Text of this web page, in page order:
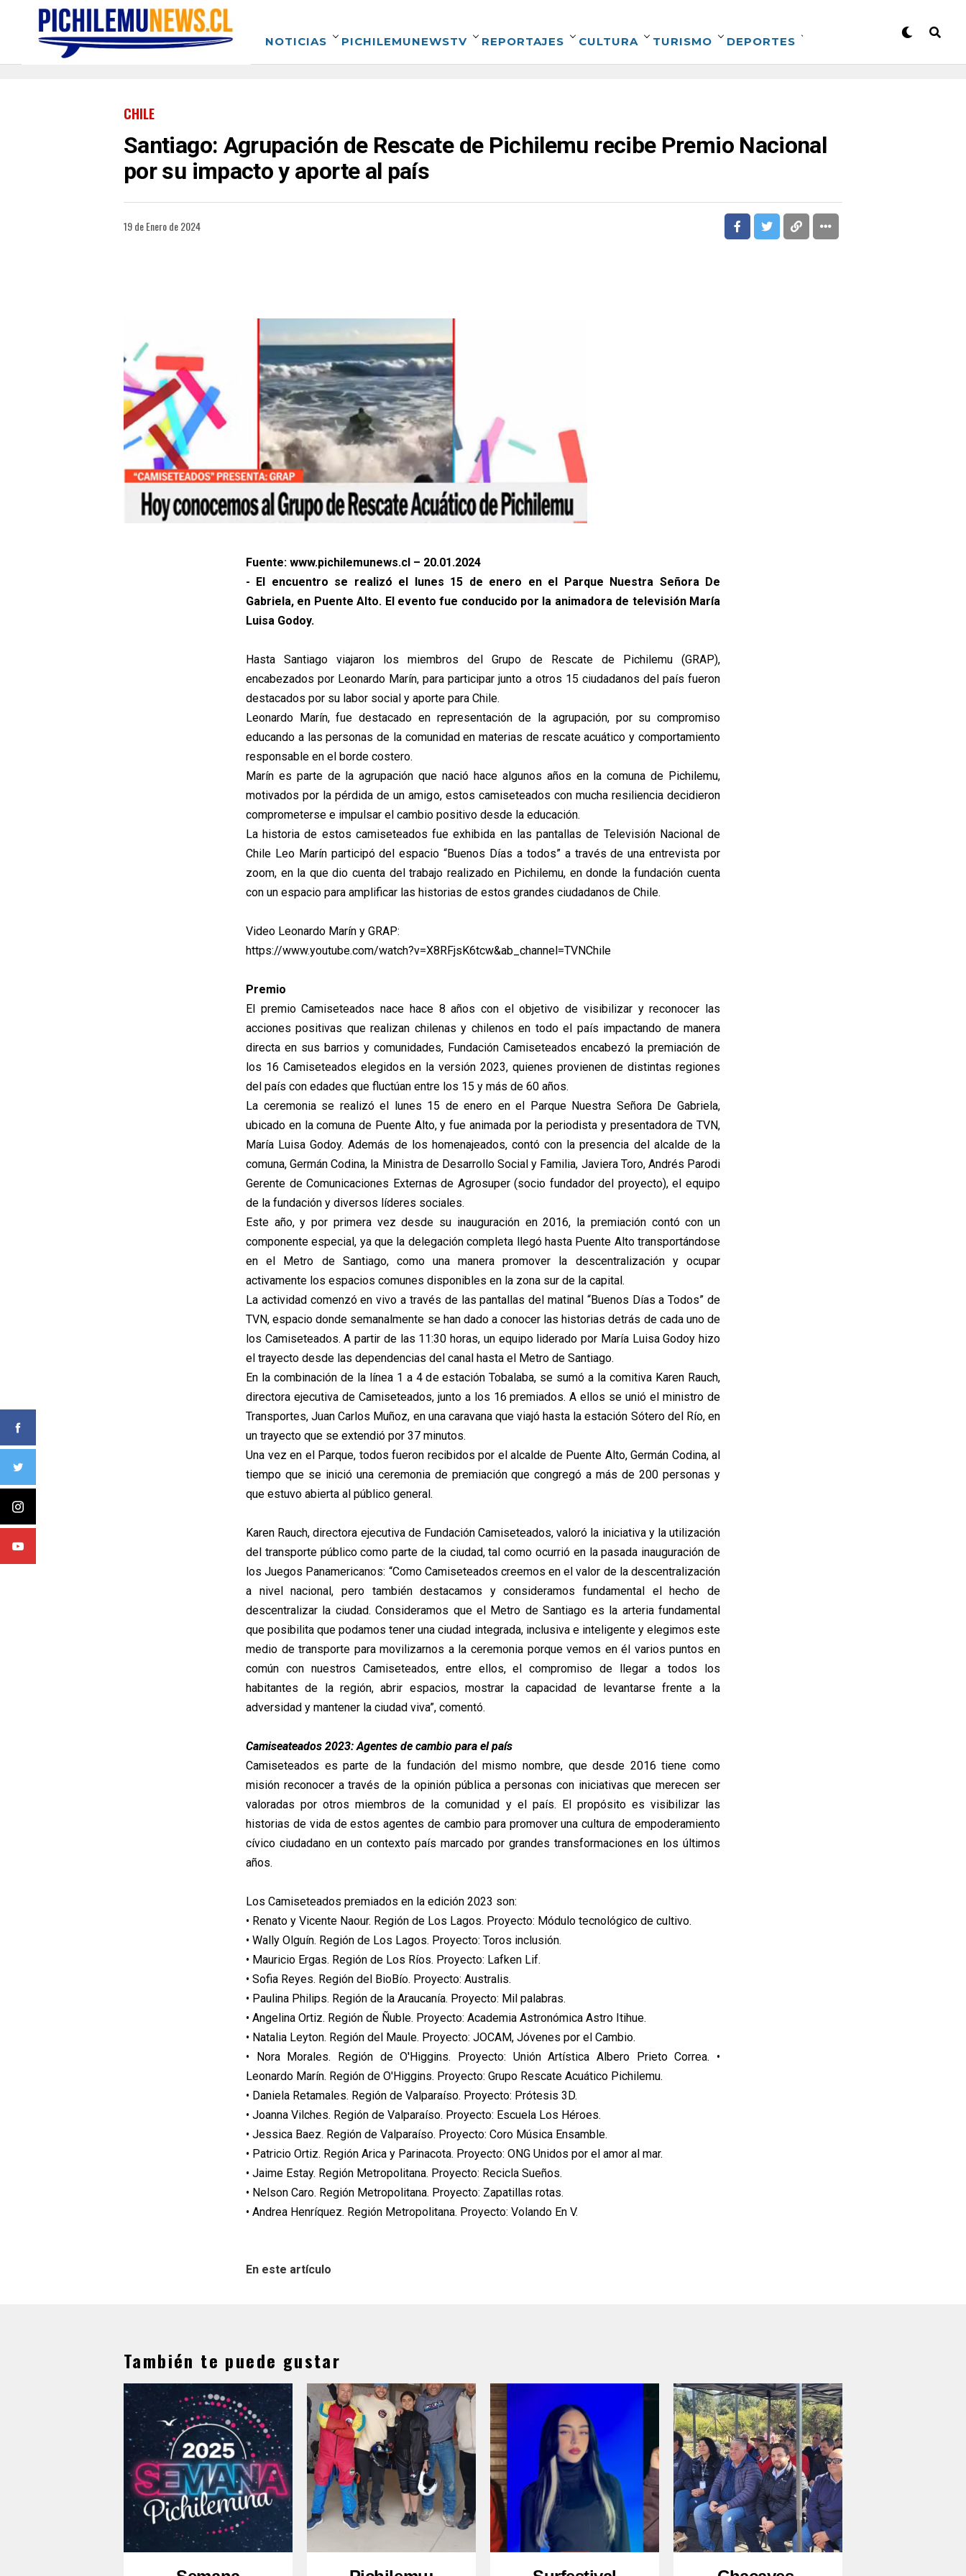
NOTICIAS PICHILEMUNEWSTV REPORTAJES CULTURA TURISMO DEPORTES
CHILE
Santiago: Agrupación de Rescate de Pichilemu recibe Premio Nacional
por su impacto y aporte al país
19 de Enero de 2024
Fuente: www.pichilemunews.cl – 20.01.2024
- El encuentro se realizó el lunes 15 de enero en el Parque Nuestra Señora De
Gabriela, en Puente Alto. El evento fue conducido por la animadora de televisión María
Luisa Godoy.
Hasta Santiago viajaron los miembros del Grupo de Rescate de Pichilemu (GRAP),
encabezados por Leonardo Marín, para participar junto a otros 15 ciudadanos del país fueron
destacados por su labor social y aporte para Chile.
Leonardo Marín, fue destacado en representación de la agrupación, por su compromiso
educando a las personas de la comunidad en materias de rescate acuático y comportamiento
responsable en el borde costero.
Marín es parte de la agrupación que nació hace algunos años en la comuna de Pichilemu,
motivados por la pérdida de un amigo, estos camiseteados con mucha resiliencia decidieron
comprometerse e impulsar el cambio positivo desde la educación.
La historia de estos camiseteados fue exhibida en las pantallas de Televisión Nacional de
Chile Leo Marín participó del espacio “Buenos Días a todos” a través de una entrevista por
zoom, en la que dio cuenta del trabajo realizado en Pichilemu, en donde la fundación cuenta
con un espacio para amplificar las historias de estos grandes ciudadanos de Chile.
Video Leonardo Marín y GRAP:
https://www.youtube.com/watch?v=X8RFjsK6tcw&ab_channel=TVNChile
Premio
El premio Camiseteados nace hace 8 años con el objetivo de visibilizar y reconocer las
acciones positivas que realizan chilenas y chilenos en todo el país impactando de manera
directa en sus barrios y comunidades, Fundación Camiseteados encabezó la premiación de
los 16 Camiseteados elegidos en la versión 2023, quienes provienen de distintas regiones
del país con edades que fluctúan entre los 15 y más de 60 años.
La ceremonia se realizó el lunes 15 de enero en el Parque Nuestra Señora De Gabriela,
ubicado en la comuna de Puente Alto, y fue animada por la periodista y presentadora de TVN,
María Luisa Godoy. Además de los homenajeados, contó con la presencia del alcalde de la
comuna, Germán Codina, la Ministra de Desarrollo Social y Familia, Javiera Toro, Andrés Parodi
Gerente de Comunicaciones Externas de Agrosuper (socio fundador del proyecto), el equipo
de la fundación y diversos líderes sociales.
Este año, y por primera vez desde su inauguración en 2016, la premiación contó con un
componente especial, ya que la delegación completa llegó hasta Puente Alto transportándose
en el Metro de Santiago, como una manera promover la descentralización y ocupar
activamente los espacios comunes disponibles en la zona sur de la capital.
La actividad comenzó en vivo a través de las pantallas del matinal “Buenos Días a Todos” de
TVN, espacio donde semanalmente se han dado a conocer las historias detrás de cada uno de
los Camiseteados. A partir de las 11:30 horas, un equipo liderado por María Luisa Godoy hizo
el trayecto desde las dependencias del canal hasta el Metro de Santiago.
En la combinación de la línea 1 a 4 de estación Tobalaba, se sumó a la comitiva Karen Rauch,
directora ejecutiva de Camiseteados, junto a los 16 premiados. A ellos se unió el ministro de
Transportes, Juan Carlos Muñoz, en una caravana que viajó hasta la estación Sótero del Río, en
un trayecto que se extendió por 37 minutos.
Una vez en el Parque, todos fueron recibidos por el alcalde de Puente Alto, Germán Codina, al
tiempo que se inició una ceremonia de premiación que congregó a más de 200 personas y
que estuvo abierta al público general.
Karen Rauch, directora ejecutiva de Fundación Camiseteados, valoró la iniciativa y la utilización
del transporte público como parte de la ciudad, tal como ocurrió en la pasada inauguración de
los Juegos Panamericanos: “Como Camiseteados creemos en el valor de la descentralización
a nivel nacional, pero también destacamos y consideramos fundamental el hecho de
descentralizar la ciudad. Consideramos que el Metro de Santiago es la arteria fundamental
que posibilita que podamos tener una ciudad integrada, inclusiva e inteligente y elegimos este
medio de transporte para movilizarnos a la ceremonia porque vemos en él varios puntos en
común con nuestros Camiseteados, entre ellos, el compromiso de llegar a todos los
habitantes de la región, abrir espacios, mostrar la capacidad de levantarse frente a la
adversidad y mantener la ciudad viva”, comentó.
Camiseateados 2023: Agentes de cambio para el país
Camiseteados es parte de la fundación del mismo nombre, que desde 2016 tiene como
misión reconocer a través de la opinión pública a personas con iniciativas que merecen ser
valoradas por otros miembros de la comunidad y el país. El propósito es visibilizar las
historias de vida de estos agentes de cambio para promover una cultura de empoderamiento
cívico ciudadano en un contexto país marcado por grandes transformaciones en los últimos
años.
Los Camiseteados premiados en la edición 2023 son:
• Renato y Vicente Naour. Región de Los Lagos. Proyecto: Módulo tecnológico de cultivo.
• Wally Olguín. Región de Los Lagos. Proyecto: Toros inclusión.
• Mauricio Ergas. Región de Los Ríos. Proyecto: Lafken Lif.
• Sofia Reyes. Región del BioBío. Proyecto: Australis.
• Paulina Philips. Región de la Araucanía. Proyecto: Mil palabras.
• Angelina Ortiz. Región de Ñuble. Proyecto: Academia Astronómica Astro Itihue.
• Natalia Leyton. Región del Maule. Proyecto: JOCAM, Jóvenes por el Cambio.
• Nora Morales. Región de O'Higgins. Proyecto: Unión Artística Albero Prieto Correa. •
Leonardo Marín. Región de O'Higgins. Proyecto: Grupo Rescate Acuático Pichilemu.
• Daniela Retamales. Región de Valparaíso. Proyecto: Prótesis 3D.
• Joanna Vilches. Región de Valparaíso. Proyecto: Escuela Los Héroes.
• Jessica Baez. Región de Valparaíso. Proyecto: Coro Música Ensamble.
• Patricio Ortiz. Región Arica y Parinacota. Proyecto: ONG Unidos por el amor al mar.
• Jaime Estay. Región Metropolitana. Proyecto: Recicla Sueños.
• Nelson Caro. Región Metropolitana. Proyecto: Zapatillas rotas.
• Andrea Henríquez. Región Metropolitana. Proyecto: Volando En V.
En este artículo
También te puede gustar